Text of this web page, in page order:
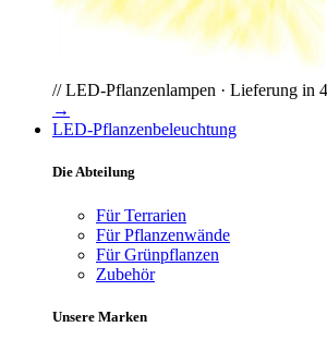
// LED-Pflanzenlampen · Lieferung in
→
LED-Pflanzenbeleuchtung
Die Abteilung
Für Terrarien
Für Pflanzenwände
Für Grünpflanzen
Zubehör
Unsere Marken